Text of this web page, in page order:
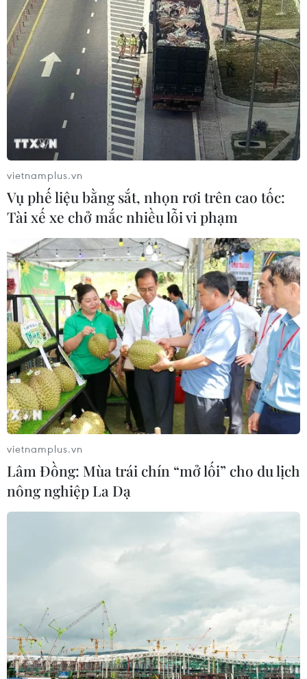
vietnamplus.vn
Vụ phế liệu bằng sắt, nhọn rơi trên cao tốc:
Tài xế xe chở mắc nhiều lỗi vi phạm
vietnamplus.vn
Lâm Đồng: Mùa trái chín “mở lối” cho du lịch
nông nghiệp La Dạ